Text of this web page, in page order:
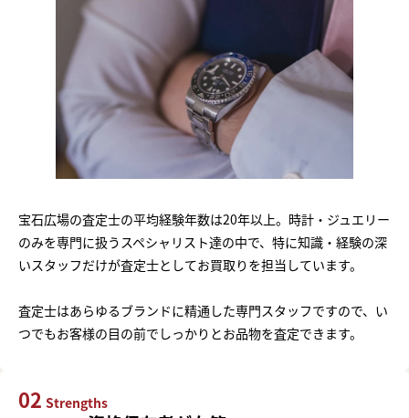
宝石広場の査定士の平均経験年数は20年以上。時計・ジュエリー
のみを専門に扱うスペシャリスト達の中で、特に知識・経験の深
いスタッフだけが査定士としてお買取りを担当しています。
査定士はあらゆるブランドに精通した専門スタッフですので、い
つでもお客様の目の前でしっかりとお品物を査定できます。
02 Strengths